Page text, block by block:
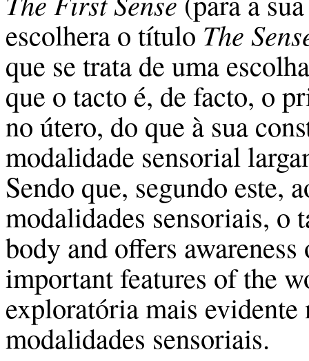
escolhera o títuloThe
que se trata de uma
que o tacto é, de facto, o
no útero, do que à sua
modalidade sensorial
Sendo que, segundo este,
modalidades sensoriais, o
body and offers
important features of the
exploratória mais
modalidades sensoriais.